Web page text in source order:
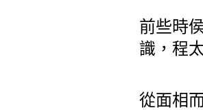
前些時
識，程
從面相